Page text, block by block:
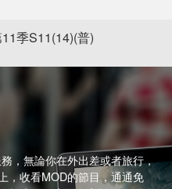
季S11(14)(普)
，無論你在外出差或者旅行，
，收看MOD的節目，通通免